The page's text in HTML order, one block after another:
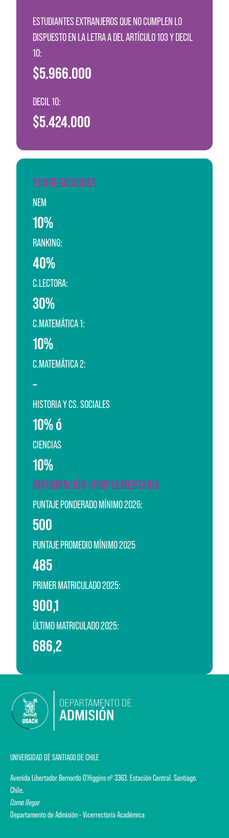
ESTUDIANTES EXTRANJEROS QUE NO CUMPLEN LO
DISPUESTO EN LA LETRA A DEL ARTÍCULO 103 Y DECIL
10:
$5.966.000
DECIL 10:
$5.424.000
PONDERACIONES
NEM
10%
RANKING:
40%
C.LECTORA:
30%
C.MATEMÁTICA 1:
10%
C.MATEMÁTICA 2:
-
HISTORIA Y CS. SOCIALES
10% ó
CIENCIAS
10%
INFORMACIÓN COMPLEMENTARIA
PUNTAJE PONDERADO MÍNIMO 2026:
500
PUNTAJE PROMEDIO MÍNIMO 2025
485
PRIMER MATRICULADO 2025:
900,1
ÚLTIMO MATRICULADO 2025:
686,2
UNIVERSIDAD DE SANTIAGO DE CHILE
Avenida Libertador Bernardo O'Higgins nº 3363. Estación Central. Santiago.
Chile.
Como llegar
Departamento de Admisión - Vicerrectoría Académica